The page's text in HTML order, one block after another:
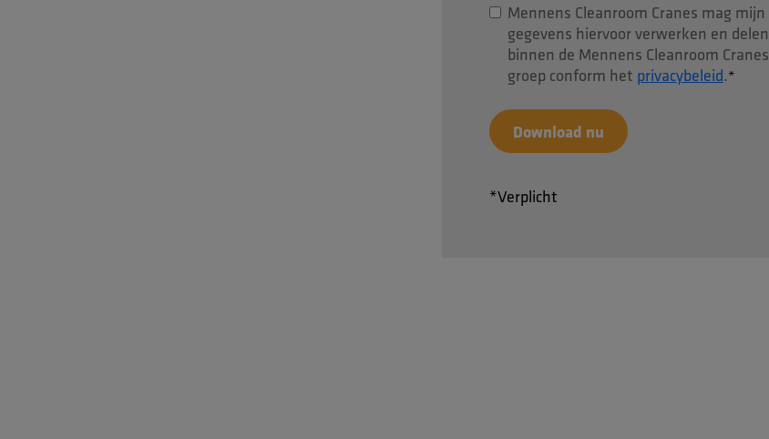
Mennens Cleanroom Cranes mag mijn
gegevens hiervoor verwerken en delen
binnen de Mennens Cleanroom Cranes
groep conform het privacybeleid.*
*Verplicht